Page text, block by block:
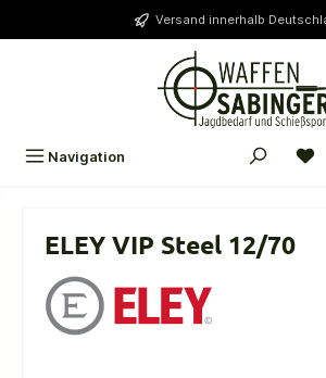
Versand innerhalb
Navigation
ELEY VIP Steel 12/70